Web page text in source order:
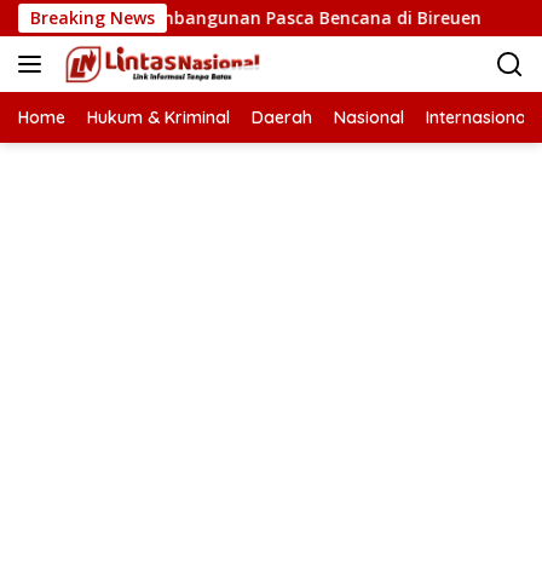
Langsung
ke
konten
Breaking News
Pembangunan Pasca Bencana di Bireuen
Home Hukum & Kriminal Daerah Nasional Internasional